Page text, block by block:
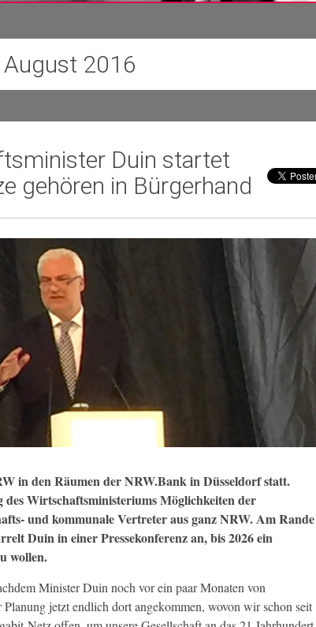
August 2016
Duin startet
gehören in Bürgerhand
in den Räumen der NRW.Bank in Düsseldorf statt.
Wirtschaftsministeriums Möglichkeiten der
und kommunale Vertreter aus ganz NRW. Am Rande
Duin in einer Pressekonferenz an, bis 2026 ein
wollen.
Minister Duin noch vor ein paar Monaten von
jetzt endlich dort angekommen, wovon wir schon seit